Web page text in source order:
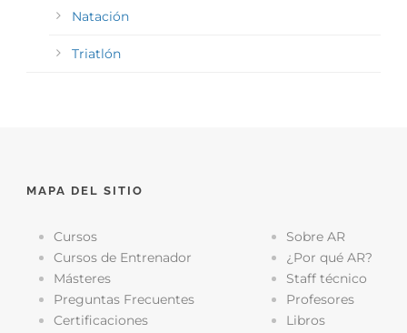
Natación
Triatlón
MAPA DEL SITIO
Cursos
Cursos de Entrenador
Másteres
Preguntas Frecuentes
Certificaciones
Sobre AR
¿Por qué AR?
Staff técnico
Profesores
Libros